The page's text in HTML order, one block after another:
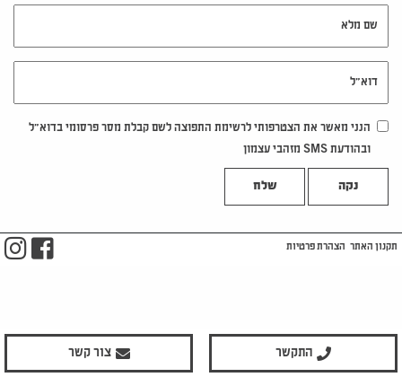
הנני מאשר את הצטרפותי לרשימת התפוצה לשם קבלת מסר פרסומי בדוא"ל
ובהודעת SMS מזהבי עצמון
נקה
התקשר צור קשר
תקנון האתר הצהרת פרטיות